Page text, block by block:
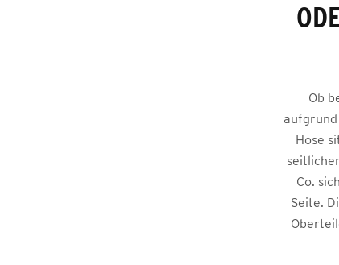
Ob
Hose
Co.
Seite.